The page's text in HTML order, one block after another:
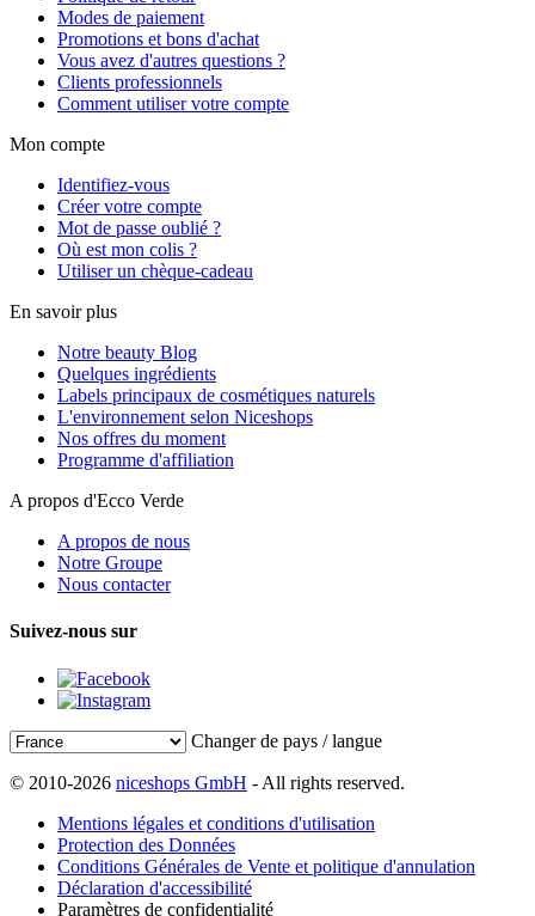
Modes de paiement
Promotions et bons d'achat
Vous avez d'autres questions ?
Clients professionnels
Comment utiliser votre compte
Mon compte
Identifiez-vous
Créer votre compte
Mot de passe oublié ?
Où est mon colis ?
Utiliser un chèque-cadeau
En savoir plus
Notre beauty Blog
Quelques ingrédients
Labels principaux de cosmétiques naturels
L'environnement selon Niceshops
Nos offres du moment
Programme d'affiliation
A propos d'Ecco Verde
A propos de nous
Notre Groupe
Nous contacter
Suivez-nous sur
Changer de pays / langue
© 2010-2026 niceshops GmbH - All rights reserved.
Mentions légales et conditions d'utilisation
Protection des Données
Conditions Générales de Vente et politique d'annulation
Déclaration d'accessibilité
Paramètres de confidentialité